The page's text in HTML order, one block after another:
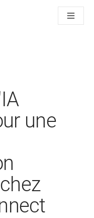
processus
qui automatise
vocale en temps réel
demo with DeepL
une